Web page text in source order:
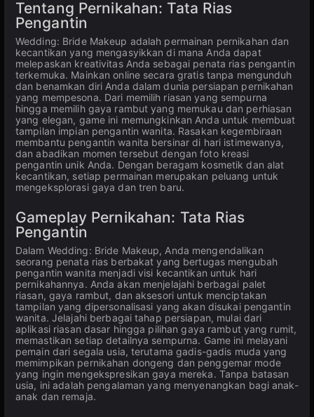
Tentang Pernikahan: Tata Rias
Pengantin
Wedding: Bride Makeup adalah permainan pernikahan dan
kecantikan yang mengasyikkan di mana Anda dapat
melepaskan kreativitas Anda sebagai penata rias pengantin
terkemuka. Mainkan online secara gratis tanpa mengunduh
dan benamkan diri Anda dalam dunia persiapan pernikahan
yang mempesona. Dari memilih riasan yang sempurna
hingga memilih gaya rambut yang memukau dan perhiasan
yang elegan, game ini memungkinkan Anda untuk membuat
tampilan impian pengantin wanita. Rasakan kegembiraan
membantu pengantin wanita bersinar di hari istimewanya,
dan abadikan momen tersebut dengan foto kreasi
pengantin unik Anda. Dengan beragam kosmetik dan alat
kecantikan, setiap permainan merupakan peluang untuk
mengeksplorasi gaya dan tren baru.
Gameplay Pernikahan: Tata Rias
Pengantin
Dalam Wedding: Bride Makeup, Anda mengendalikan
seorang penata rias berbakat yang bertugas mengubah
pengantin wanita menjadi visi kecantikan untuk hari
pernikahannya. Anda akan menjelajahi berbagai palet
riasan, gaya rambut, dan aksesori untuk menciptakan
tampilan yang dipersonalisasi yang akan disukai pengantin
wanita. Jelajahi berbagai tahap persiapan, mulai dari
aplikasi riasan dasar hingga pilihan gaya rambut yang rumit,
memastikan setiap detailnya sempurna. Game ini melayani
pemain dari segala usia, terutama gadis-gadis muda yang
memimpikan pernikahan dongeng dan penggemar mode
yang ingin mengekspresikan gaya mereka. Tanpa batasan
usia, ini adalah pengalaman yang menyenangkan bagi anak-
anak dan remaja.